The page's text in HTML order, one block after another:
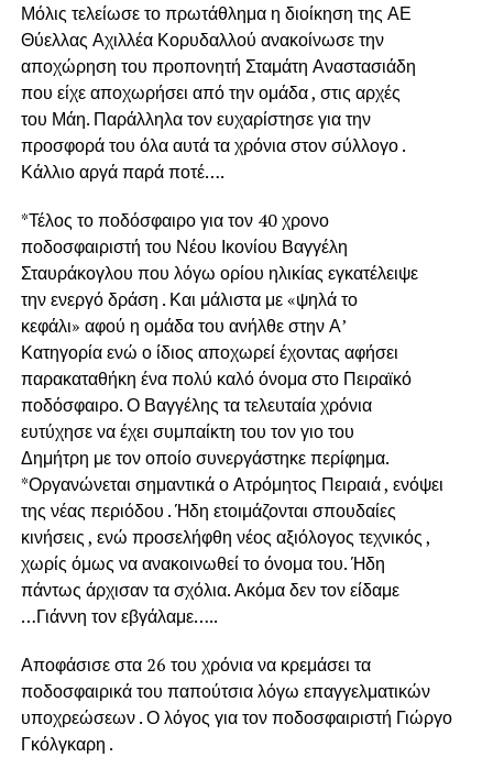
Μόλις τελείωσε το πρωτάθλημα η διοίκηση της ΑΕ
Θύελλας Αχιλλέα Κορυδαλλού ανακοίνωσε την
αποχώρηση του προπονητή Σταμάτη Αναστασιάδη
που είχε αποχωρήσει από την ομάδα , στις αρχές
του Μάη. Παράλληλα τον ευχαρίστησε για την
προσφορά του όλα αυτά τα χρόνια στον σύλλογο .
Κάλλιο αργά παρά ποτέ….
*Τέλος το ποδόσφαιρο για τον 40 χρονο
ποδοσφαιριστή του Νέου Ικονίου Βαγγέλη
Σταυράκογλου που λόγω ορίου ηλικίας εγκατέλειψε
την ενεργό δράση . Και μάλιστα με «ψηλά το
κεφάλι» αφού η ομάδα του ανήλθε στην Α’
Κατηγορία ενώ ο ίδιος αποχωρεί έχοντας αφήσει
παρακαταθήκη ένα πολύ καλό όνομα στο Πειραϊκό
ποδόσφαιρο. Ο Βαγγέλης τα τελευταία χρόνια
ευτύχησε να έχει συμπαίκτη του τον γιο του
Δημήτρη με τον οποίο συνεργάστηκε περίφημα.
*Οργανώνεται σημαντικά ο Ατρόμητος Πειραιά , ενόψει
της νέας περιόδου . Ήδη ετοιμάζονται σπουδαίες
κινήσεις , ενώ προσελήφθη νέος αξιόλογος τεχνικός ,
χωρίς όμως να ανακοινωθεί το όνομα του. Ήδη
πάντως άρχισαν τα σχόλια. Ακόμα δεν τον είδαμε
…Γιάννη τον εβγάλαμε…..
Αποφάσισε στα 26 του χρόνια να κρεμάσει τα
ποδοσφαιρικά του παπούτσια λόγω επαγγελματικών
υποχρεώσεων . Ο λόγος για τον ποδοσφαιριστή Γιώργο
Γκόλγκαρη .